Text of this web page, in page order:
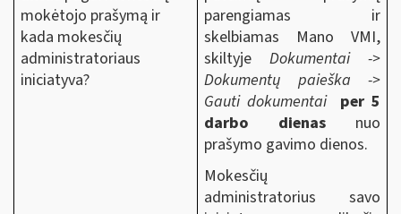
mokėtojo prašymą ir
kada mokesčių
administratoriaus
iniciatyva?
parengiamas ir
skelbiamas Mano VMI,
skiltyje Dokumentai ->
Dokumentų paieška ->
Gauti dokumentai per 5
darbo dienasnuo
prašymo gavimo dienos.
Mokesčių
administratorius savo